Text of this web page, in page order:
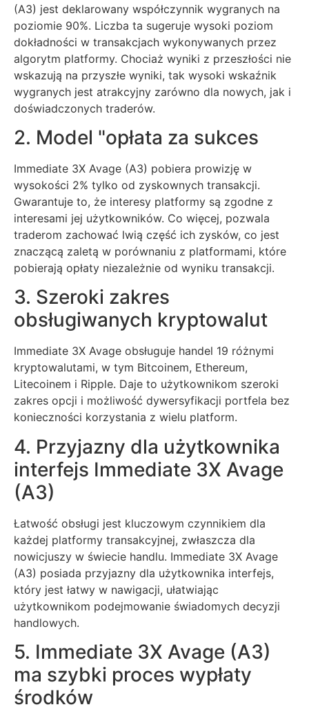
(A3) jest deklarowany współczynnik wygranych na
poziomie 90%. Liczba ta sugeruje wysoki poziom
dokładności w transakcjach wykonywanych przez
algorytm platformy. Chociaż wyniki z przeszłości nie
wskazują na przyszłe wyniki, tak wysoki wskaźnik
wygranych jest atrakcyjny zarówno dla nowych, jak i
doświadczonych traderów.
2. Model "opłata za sukces
Immediate 3X Avage (A3) pobiera prowizję w
wysokości 2% tylko od zyskownych transakcji.
Gwarantuje to, że interesy platformy są zgodne z
interesami jej użytkowników. Co więcej, pozwala
traderom zachować lwią część ich zysków, co jest
znaczącą zaletą w porównaniu z platformami, które
pobierają opłaty niezależnie od wyniku transakcji.
3. Szeroki zakres
obsługiwanych kryptowalut
Immediate 3X Avage obsługuje handel 19 różnymi
kryptowalutami, w tym Bitcoinem, Ethereum,
Litecoinem i Ripple. Daje to użytkownikom szeroki
zakres opcji i możliwość dywersyfikacji portfela bez
konieczności korzystania z wielu platform.
4. Przyjazny dla użytkownika
interfejs Immediate 3X Avage
(A3)
Łatwość obsługi jest kluczowym czynnikiem dla
każdej platformy transakcyjnej, zwłaszcza dla
nowicjuszy w świecie handlu. Immediate 3X Avage
(A3) posiada przyjazny dla użytkownika interfejs,
który jest łatwy w nawigacji, ułatwiając
użytkownikom podejmowanie świadomych decyzji
handlowych.
5. Immediate 3X Avage (A3)
ma szybki proces wypłaty
środków